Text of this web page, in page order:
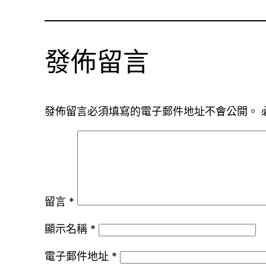
發佈留言
發佈留言必須填寫的電子郵件地址不會公開。
留言 *
顯示名稱 *
電子郵件地址 *